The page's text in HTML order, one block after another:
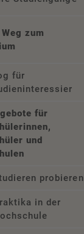
zum
für
für
und
probieren
in der